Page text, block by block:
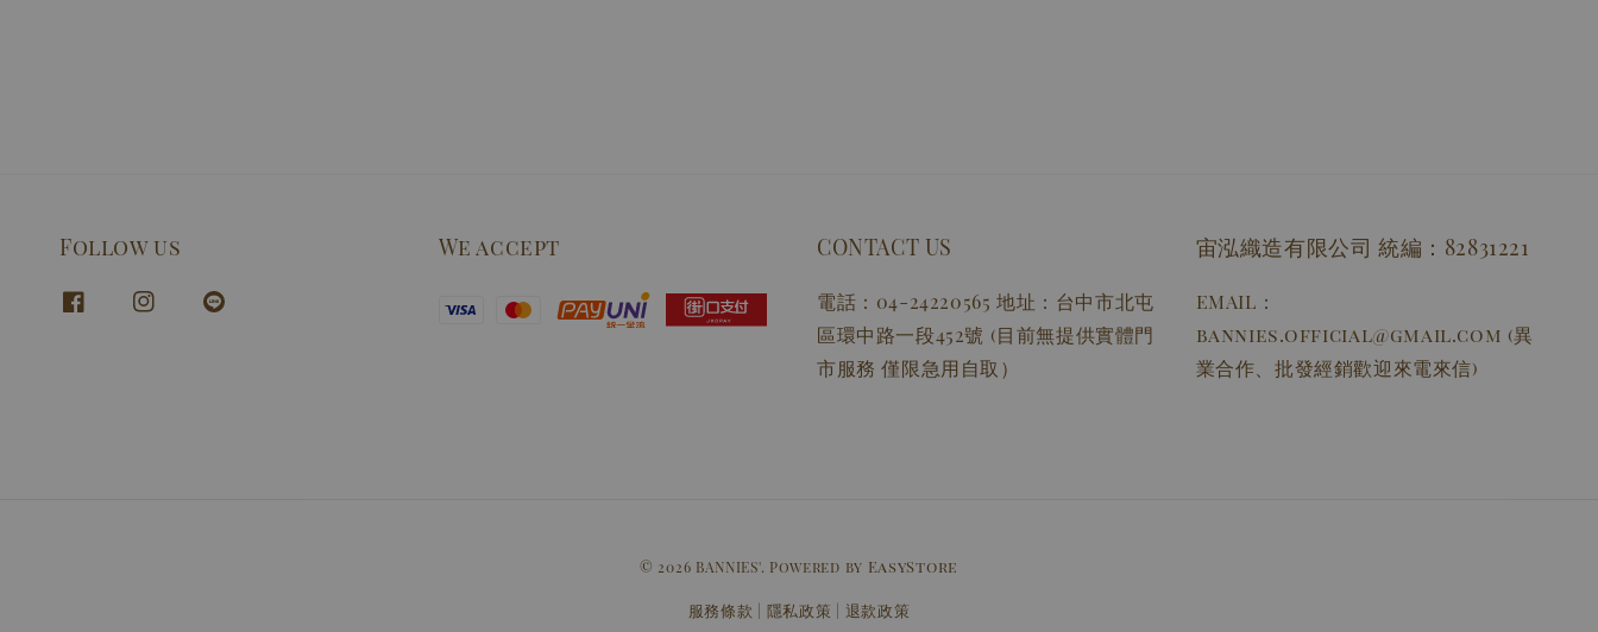
Follow us We accept CONTACT US
電話：04-24220565 地址：台中市北屯
區環中路一段452號 (目前無提供實體門
市服務 僅限急用自取）
宙泓織造有限公司 統編：82831221
EMAIL：
bannies.official@gmail.com (異
業合作、批發經銷歡迎來電來信)
© 2026 BANNIES'. Powered by EasyStore
服務條款 隱私政策 退款政策